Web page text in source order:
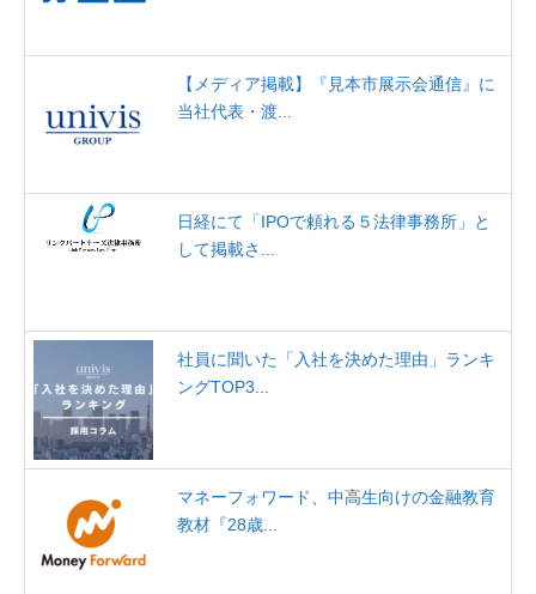
【メディア掲載】『見本市展示会通信』に
当社代表・渡...
日経にて「IPOで頼れる５法律事務所」と
して掲載さ...
社員に聞いた「入社を決めた理由」ランキ
ングTOP3...
マネーフォワード、中高生向けの金融教育
教材『28歳...